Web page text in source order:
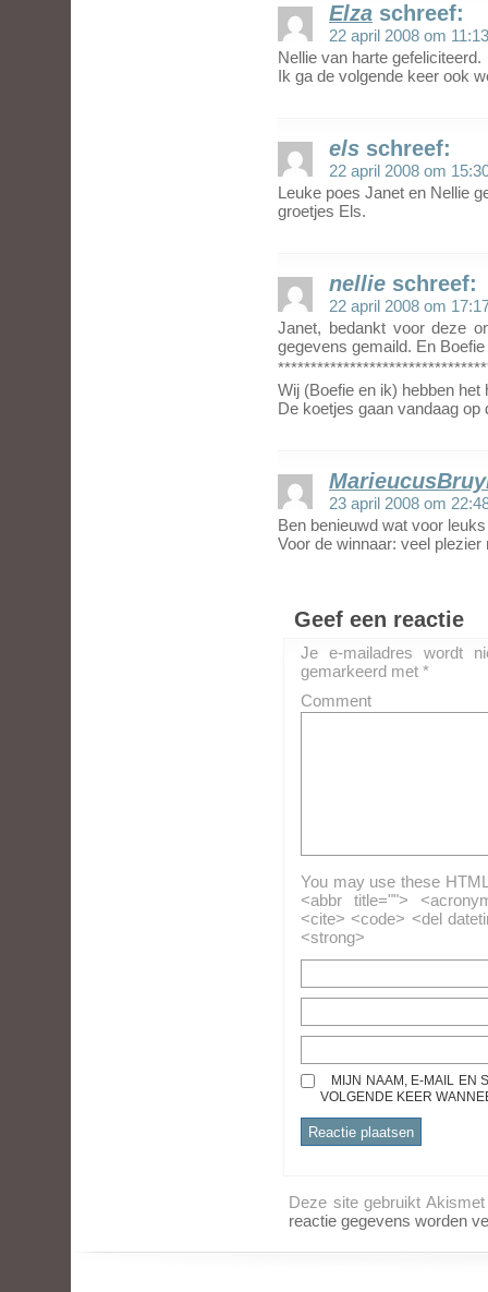
Elza schreef:
22 april 2008 om 11:13
Nellie van harte gefeliciteerd.
Ik ga de volgende keer ook
els schreef:
22 april 2008 om
Leuke poes Janet en Nellie
groetjes Els.
nellie schreef:
22 april 2008 om
Janet, bedankt voor deze
gegevens gemaild. En
Wij (Boefie en ik) hebben het
De koetjes gaan vandaag
23 april 2008 om
Ben benieuwd wat voor
Voor de winnaar: veel
Geef een reactie
Je e-mailadres wordt
gemarkeerd met *
Comment
You may use these
<abbr title="">
<cite> <code> <del
<strong>
MIJN NAAM, E-MAIL EN
VOLGENDE KEER
Deze site gebruikt
reactie gegevens worden